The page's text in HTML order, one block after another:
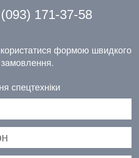
171-37-58
формою швидкого
замовлення.
спецтехніки